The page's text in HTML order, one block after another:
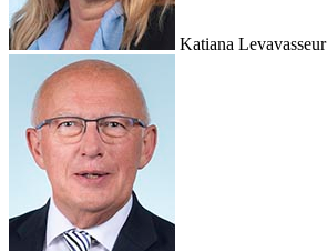
Katiana Levavasseur